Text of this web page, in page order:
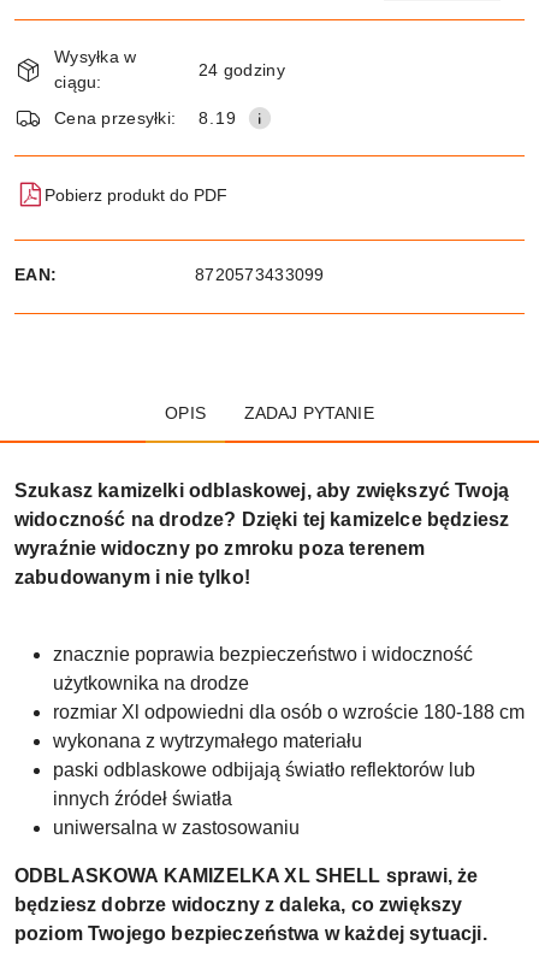
i
dostawa
Wysyłka w
ciągu:
24 godziny
Cena przesyłki: 8.19
Pobierz produkt do PDF
EAN: 8720573433099
OPIS ZADAJ PYTANIE
Szukasz kamizelki odblaskowej, aby zwiększyć Twoją
widoczność na drodze? Dzięki tej kamizelce będziesz
wyraźnie widoczny po zmroku poza terenem
zabudowanym i nie tylko!
znacznie poprawia bezpieczeństwo i widoczność
użytkownika na drodze
rozmiar Xl odpowiedni dla osób o wzroście 180-188 cm
wykonana z wytrzymałego materiału
paski odblaskowe odbijają światło reflektorów lub
innych źródeł światła
uniwersalna w zastosowaniu
ODBLASKOWA KAMIZELKA XL SHELL sprawi, że
będziesz dobrze widoczny z daleka, co zwiększy
poziom Twojego bezpieczeństwa w każdej sytuacji.